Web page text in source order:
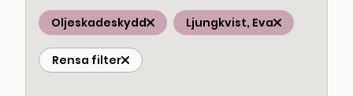
Oljeskadeskydd Ljungkvist, Eva
Rensa filter